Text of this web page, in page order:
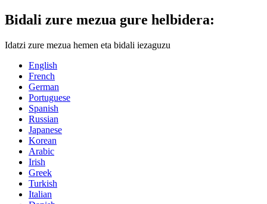
Bidali zure mezua gure helbidera:
Idatzi zure mezua hemen eta bidali iezaguzu
English
French
German
Portuguese
Spanish
Russian
Japanese
Korean
Arabic
Irish
Greek
Turkish
Italian